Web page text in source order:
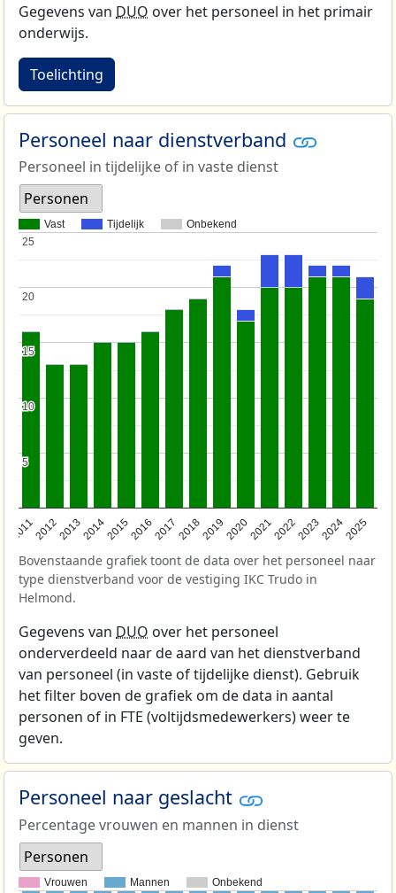
Gegevens van DUO over het personeel in het primair
onderwijs.
Toelichting
Personeel naar dienstverband
Personeel in tijdelijke of in vaste dienst
Personen
Vast Tijdelijk Onbekend
201120122013201420152016201720182019202020212022202320242025
5
5
10
10
15
15
20
20
25
25
Bovenstaande grafiek toont de data over het personeel naar
type dienstverband voor de vestiging IKC Trudo in
Helmond.
Gegevens van DUO over het personeel
onderverdeeld naar de aard van het dienstverband
van personeel (in vaste of tijdelijke dienst). Gebruik
het filter boven de grafiek om de data in aantal
personen of in FTE (voltijdsmedewerkers) weer te
geven.
Personeel naar geslacht
Percentage vrouwen en mannen in dienst
Personen
Vrouwen Mannen Onbekend